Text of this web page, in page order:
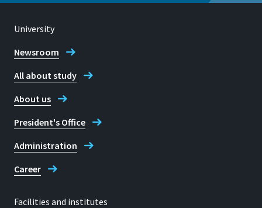
University
Newsroom
All about study
About us
President's Office
Administration
Career
Facilities and institutes